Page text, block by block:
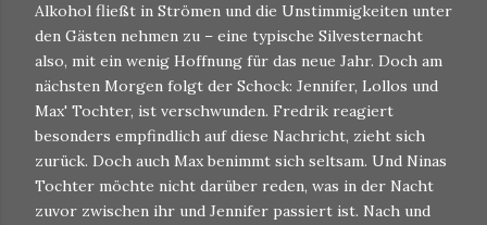
Alkohol fließt in Strömen und die Unstimmigkeiten unter
den Gästen nehmen zu – eine typische Silvesternacht
also, mit ein wenig Hoffnung für das neue Jahr. Doch am
nächsten Morgen folgt der Schock: Jennifer, Lollos und
Max' Tochter, ist verschwunden. Fredrik reagiert
besonders empfindlich auf diese Nachricht, zieht sich
zurück. Doch auch Max benimmt sich seltsam. Und Ninas
Tochter möchte nicht darüber reden, was in der Nacht
zuvor zwischen ihr und Jennifer passiert ist. Nach und